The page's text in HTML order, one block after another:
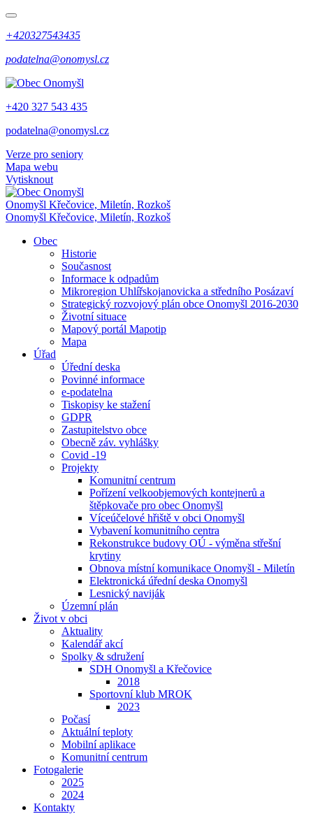
+420327543435
podatelna@onomysl.cz
+420 327 543 435
podatelna@onomysl.cz
Verze pro seniory
Mapa webu
Vytisknout
Onomyšl Křečovice, Miletín, Rozkoš
Onomyšl Křečovice, Miletín, Rozkoš
Obec
Historie
Současnost
Informace k odpadům
Mikroregion Uhlířskojanovicka a středního Posázaví
Strategický rozvojový plán obce Onomyšl 2016-2030
Životní situace
Mapový portál Mapotip
Mapa
Úřad
Úřední deska
Povinné informace
e-podatelna
Tiskopisy ke stažení
GDPR
Zastupitelstvo obce
Obecně záv. vyhlášky
Covid -19
Projekty
Komunitní centrum
Pořízení velkoobjemových kontejnerů a
štěpkovače pro obec Onomyšl
Víceúčelové hřiště v obci Onomyšl
Vybavení komunitního centra
Rekonstrukce budovy OÚ - výměna střešní
krytiny
Obnova místní komunikace Onomyšl - Miletín
Elektronická úřední deska Onomyšl
Lesnický naviják
Územní plán
Život v obci
Aktuality
Kalendář akcí
Spolky & sdružení
SDH Onomyšl a Křečovice
2018
Sportovní klub MROK
2023
Počasí
Aktuální teploty
Mobilní aplikace
Komunitní centrum
Fotogalerie
2025
2024
Kontakty